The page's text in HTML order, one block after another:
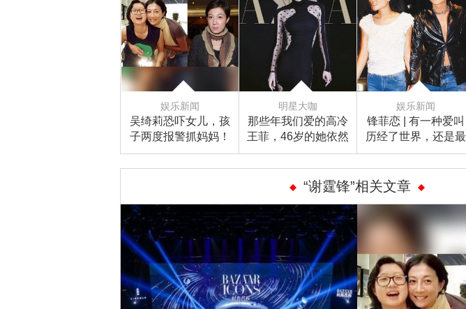
娱乐新闻
吴绮莉恐吓女儿，孩
子两度报警抓妈妈！
为人父母真那么容易
吗？
明星大咖
那些年我们爱的高冷
王菲，46岁的她依然
如风般自由！
娱乐新闻
锋菲恋 | 有一种爱叫
历经了世界，还是最
爱你
“谢霆锋”相关文章